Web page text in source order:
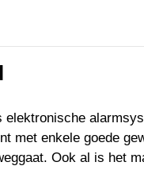
met enkele goede
Ook al is het